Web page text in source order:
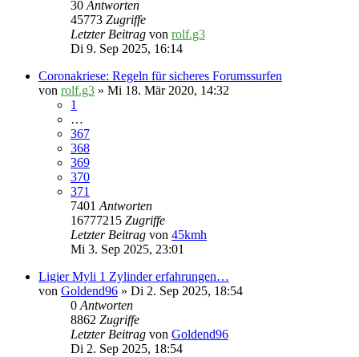
30Antworten
45773 Zugriffe
Letzter Beitrag von rolf.g3
Di 9. Sep 2025, 16:14
Coronakriese: Regeln für sicheres Forumssurfen
von rolf.g3 » Mi 18. Mär 2020, 14:32
1
…
367
368
369
370
371
7401Antworten
16777215 Zugriffe
Letzter Beitrag von 45kmh
Mi 3. Sep 2025, 23:01
Ligier Myli 1 Zylinder erfahrungen…
von Goldend96 » Di 2. Sep 2025, 18:54
0Antworten
8862 Zugriffe
Letzter Beitrag von Goldend96
Di 2. Sep 2025, 18:54